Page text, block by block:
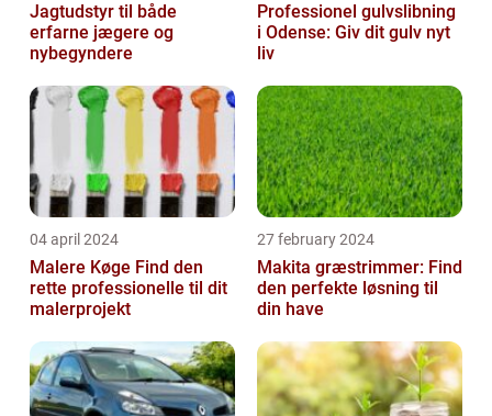
Jagtudstyr til både
erfarne jægere og
nybegyndere
Professionel gulvslibning
i Odense: Giv dit gulv nyt
liv
04 april 2024
Malere Køge Find den
rette professionelle til dit
malerprojekt
27 february 2024
Makita græstrimmer: Find
den perfekte løsning til
din have